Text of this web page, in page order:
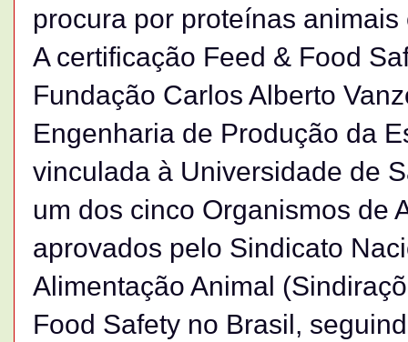
procura por proteínas
A certificação Feed & Food
Fundação Carlos Alberto
Engenharia de Produção da
vinculada à Universidade de
um dos cinco Organismos de
aprovados pelo Sindicato
Alimentação Animal
Food Safety no Brasil,